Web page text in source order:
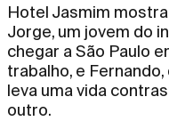
Hotel Jasmim
Jorge, um jovem do
chegar a São Paulo
trabalho, e
leva uma vida
outro.